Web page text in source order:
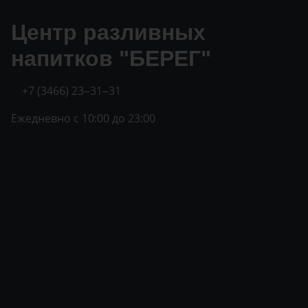
Центр разливных
напитков "БЕРЕГ"
+7 (3466) 23‒31‒31
Ежедневно с 10:00 до 23:00